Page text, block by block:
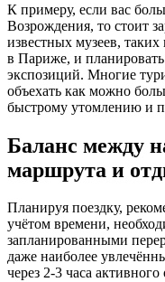
К примеру, если вас
Возрождения, то стоит
известных музеев,
в Париже, и
экспозиций. Многие
объехать как можно
быстрому утомлению и
Баланс между
маршрута и
Планируя поездку,
учётом времени,
запланированными
даже наиболее
через 2-3 часа